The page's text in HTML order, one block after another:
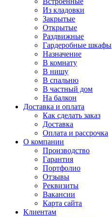
Из кладовки
Закрытые
Открытые
Раздвижные
Гардеробные шкафы
Назначение
В комнату
В нишу
В спальню
В частный дом
На балкон
Доставка и оплата
Как сделать заказ
Доставка
Оплата и рассрочка
О компании
Производство
Гарантия
Портфолио
Отзывы
Реквизиты
Вакансии
Карта сайта
Клиентам